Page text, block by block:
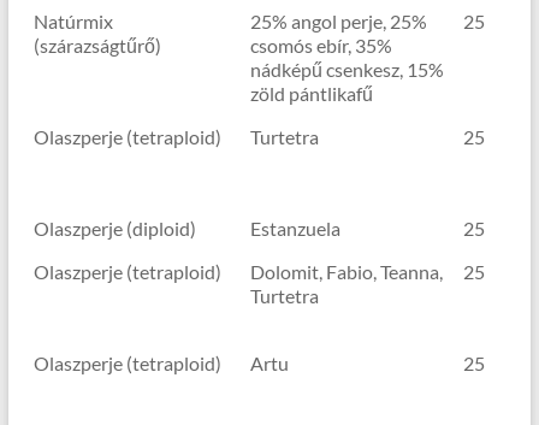
Natúrmix
(szárazságtűrő)
25% angol perje, 25%
csomós ebír, 35%
nádképű csenkesz, 15%
zöld pántlikafű
25
Olaszperje (tetraploid) Turtetra 25
Olaszperje (diploid) Estanzuela
25
Olaszperje (tetraploid)
Dolomit, Fabio, Teanna,
Turtetra
25
Olaszperje (tetraploid) Artu 25